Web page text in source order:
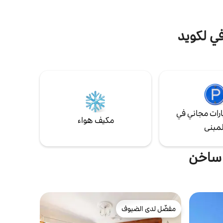
لكويد
مجاني في
مكيف هواء
ساخن
مفضّل لدى الضيوف
مفضّل لدى الضيوف